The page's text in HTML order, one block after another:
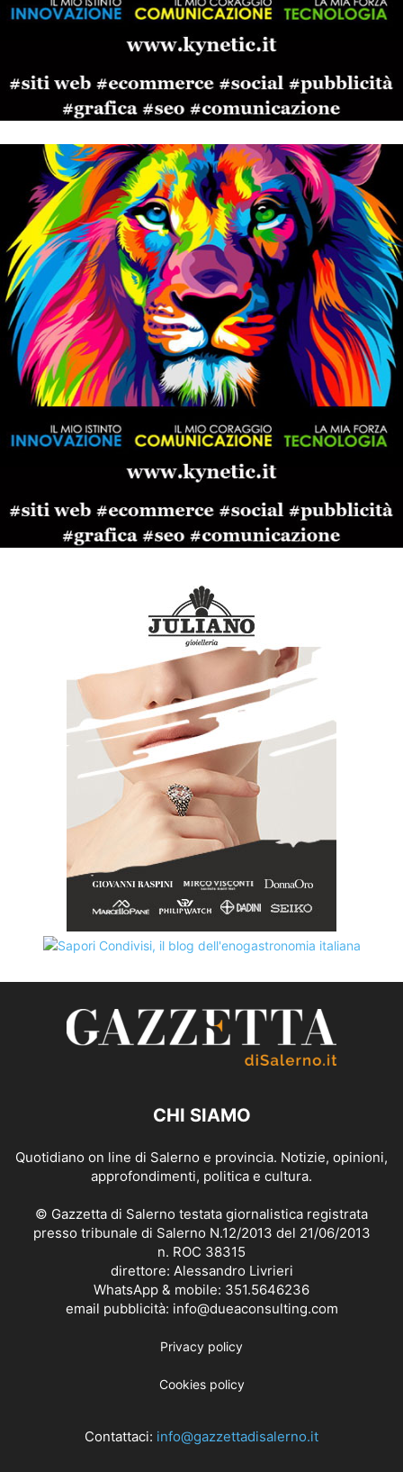
CHI SIAMO
Quotidiano on line di Salerno e provincia. Notizie, opinioni,
approfondimenti, politica e cultura.
© Gazzetta di Salerno testata giornalistica registrata
presso tribunale di Salerno N.12/2013 del 21/06/2013
n. ROC 38315
direttore: Alessandro Livrieri
WhatsApp & mobile: 351.5646236
email pubblicità: info@dueaconsulting.com
Privacy policy
Cookies policy
Contattaci: info@gazzettadisalerno.it